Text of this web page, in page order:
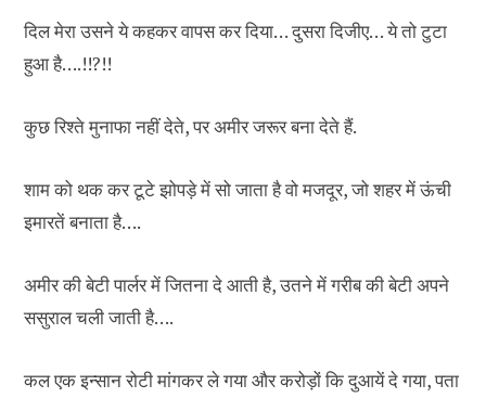
दिल मेरा उसने ये कहकर वापस कर दिया… दुसरा दिजीए… ये तो टुटा
हुआ है….!!?!!
कुछ रिश्ते मुनाफा नहीं देते, पर अमीर जरूर बना देते हैं.
शाम को थक कर टूटे झोपड़े में सो जाता है वो मजदूर, जो शहर में ऊंची
इमारतें बनाता है….
अमीर की बेटी पार्लर में जितना दे आती है, उतने में गरीब की बेटी अपने
ससुराल चली जाती है….
कल एक इन्सान रोटी मांगकर ले गया और करोड़ों कि दुआयें दे गया, पता